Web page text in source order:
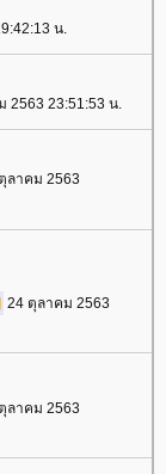
น.
2563 23:51:53 น.
ลาคม 2563
24 ตุลาคม 2563
ลาคม 2563